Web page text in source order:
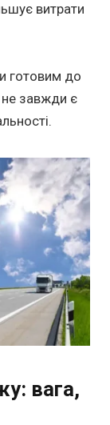
витрати
готовим до
завжди є
вага,